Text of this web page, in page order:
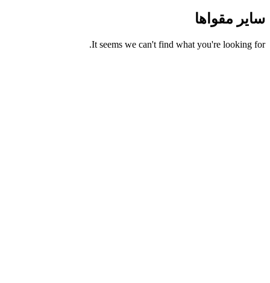
سایر مقواها
It seems we can't find what you're looking for.